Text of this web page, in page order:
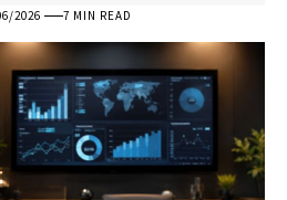
2026 7 MIN READ